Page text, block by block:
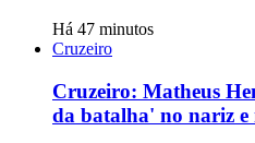
Há 47 minutos
Cruzeiro
Cruzeiro: Matheus
da batalha' no nariz e